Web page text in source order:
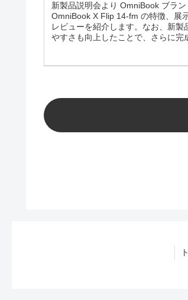
新製品説明会より OmniBook ブラ
OmniBook X Flip 14-fm の特徴、展
レビューを紹介します。なお、新製
やすさも向上したことで、さらに完